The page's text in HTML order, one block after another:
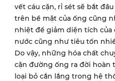
vết cáu cặn, rỉ sét sẽ bắt
trên bề mặt của ống cũng
nhiệt để giảm diện tích của
nước cũng như tiêu tốn
Do vậy, những hóa chất
cặn đường ống ra đời hoàn
loại bỏ cắn lắng trong hệ